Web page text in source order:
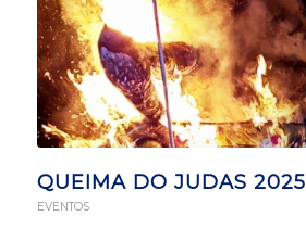
QUEIMA DO JUDAS 2025
EVENTOS